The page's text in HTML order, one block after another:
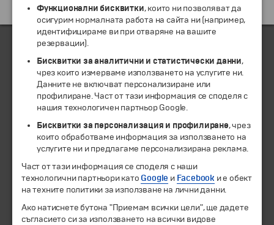
Екскурзии и почивки до Бразилия »
© 1994-2026 Бохемия ООД. Всички права запазени.
Функционални бисквитки, които ни позволяват да
осигурим нормалната работа на сайта ни (например,
идентифицираме ви при отваряне на вашите
резервации).
Бисквитки за аналитични и статистически данни,
чрез които измерваме използването на услугите ни.
Данните не включват персонализиране или
профилиране. Част от тази информация се споделя с
нашия технологичен партньор Google.
Бисквитки за персонализация и профилиране, чрез
които обработваме информация за използването на
услугите ни и предлагаме персонализирана реклама.
Част от тази информация се споделя с наши
технологични партньори като Google и Facebook и е обект
на техните политики за използване на лични данни.
Ако натиснете бутона "Приемам всички цели", ще дадете
съгласието си за използването на всички видове